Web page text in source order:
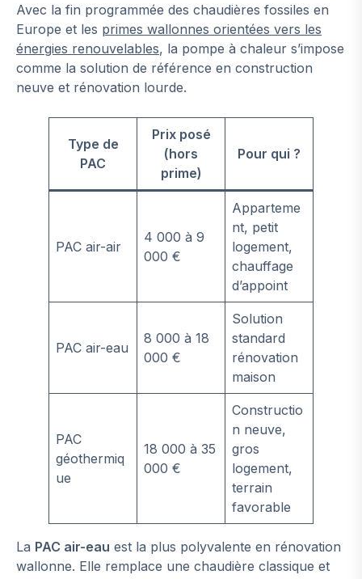
Avec la fin programmée des chaudières fossiles en
Europe et les primes wallonnes orientées vers les
énergies renouvelables, la pompe à chaleur s’impose
comme la solution de référence en construction
neuve et rénovation lourde.
Type de
PAC
Prix posé
(hors
prime)
Pour qui ?
PAC air-air
4 000 à 9
000 €
Apparteme
nt, petit
logement,
chauffage
d’appoint
PAC air-eau
8 000 à 18
000 €
Solution
standard
rénovation
maison
PAC
géothermiq
ue
18 000 à 35
000 €
Constructio
n neuve,
gros
logement,
terrain
favorable
La PAC air-eau est la plus polyvalente en rénovation
wallonne. Elle remplace une chaudière classique et